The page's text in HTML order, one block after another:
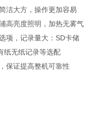
洁大方，操作更加容易
高亮度照明，加热无雾气
项，记录量大：SD卡储
纸无纸记录等选配
保证提高整机可靠性